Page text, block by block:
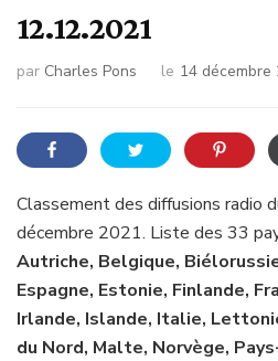
12.12.2021
par Charles Pons le 14 décembre
Classement des diffusions radio
décembre 2021. Liste des 33
Autriche, Belgique,
Espagne, Estonie, Finlande,
Irlande, Islande, Italie,
du Nord, Malte, Norvège,